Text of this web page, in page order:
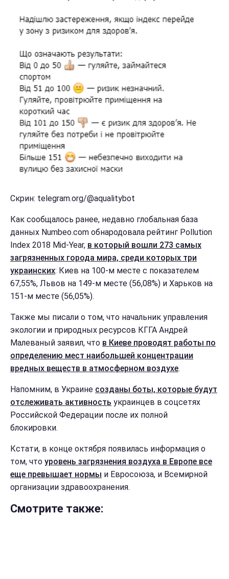
Скрин: telegram.org/@aqualitybot
Как сообщалось ранее, недавно глобальная база
данных Numbeo.com обнародовала рейтинг Pollution
Index 2018 Mid-Year, в который вошли 273 самых
загрязненных города мира, среди которых три
украинских: Киев на 100-м месте с показателем
67,55%, Львов на 149-м месте (56,08%) и Харьков на
151-м месте (56,05%).
Также мы писали о том, что начальник управления
экологии и природных ресурсов КГГА Андрей
Малеваный заявил, что в Киеве проводят работы по
определению мест наибольшей концентрации
вредных веществ в атмосферном воздухе.
Напомним, в Украине созданы боты, которые будут
отслеживать активность украинцев в соцсетях
Российской Федерации после их полной
блокировки.
Кстати, в конце октября появилась информация о
том, что уровень загрязнения воздуха в Европе все
еще превышает нормы и Евросоюза, и Всемирной
организации здравоохранения.
Смотрите также: